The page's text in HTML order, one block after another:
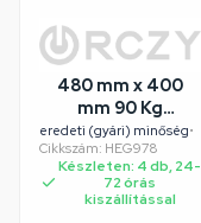
480 mm x 400
mm 90 Kg
klímatartó fali
konzol univerzális
eredeti (gyári) minőség•
Cikkszám: HEG978
Készleten: 4 db, 24-
72 órás
kiszállítással